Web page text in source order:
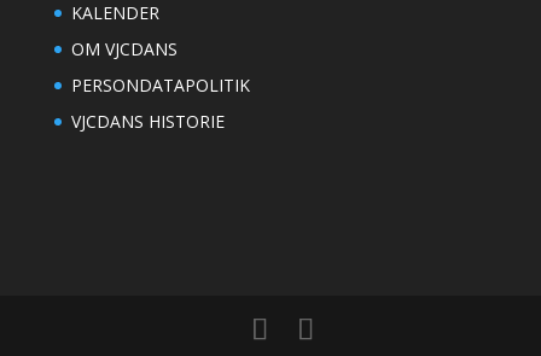
KALENDER
OM VJCDANS
PERSONDATAPOLITIK
VJCDANS HISTORIE